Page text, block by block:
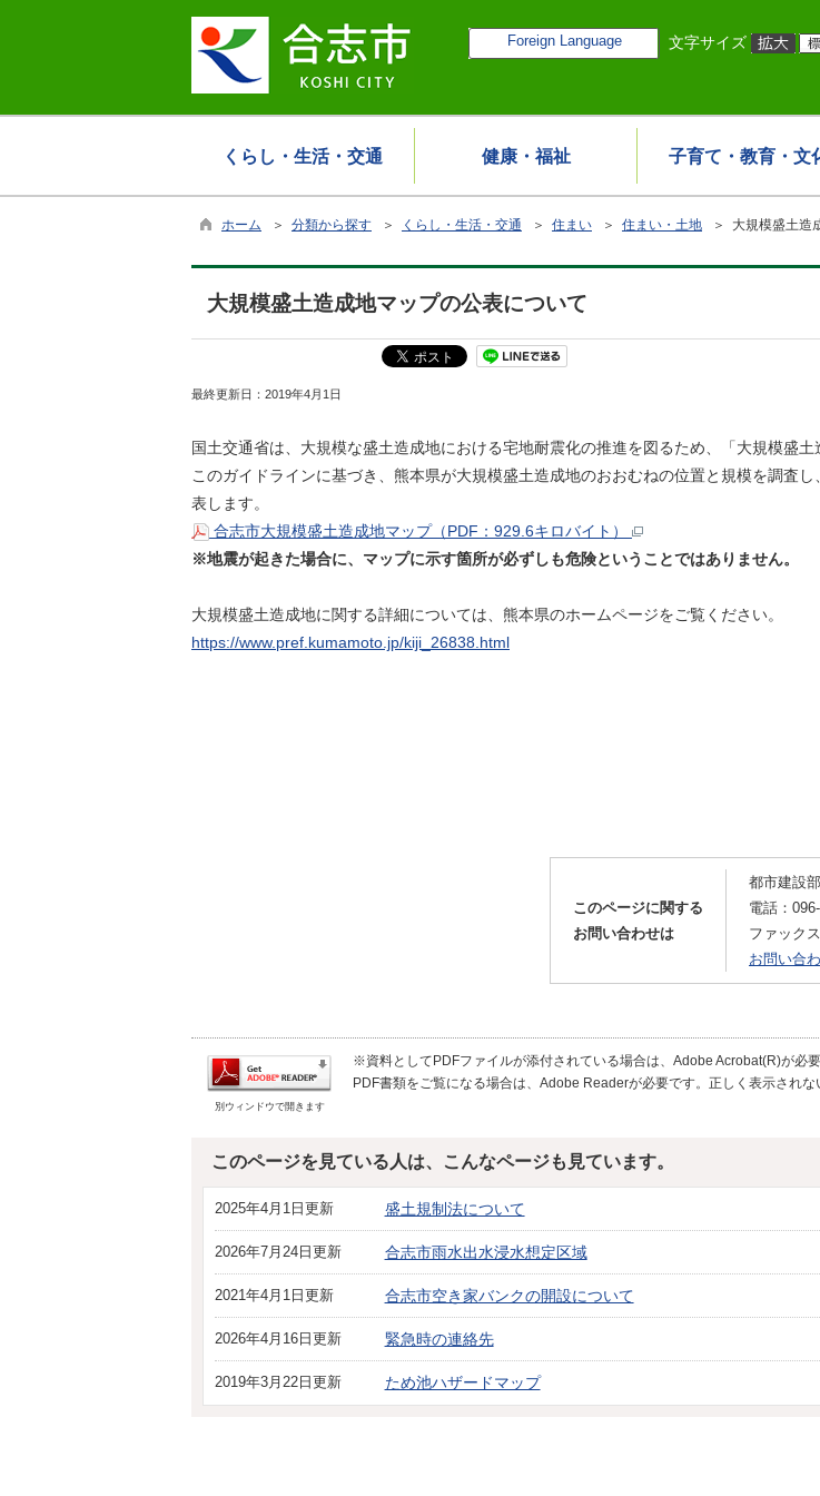
Foreign Language 文字サイズ
くらし・生活・交通 健康・福祉 子育て・教育・文
ホーム ＞ 分類から探す ＞ くらし・生活・交通 ＞ 住まい ＞ 住まい・土地 ＞ 大規模盛土造
大規模盛土造成地マップの公表について
最終更新日： 2019年4月1日
国土交通省は、大規模な盛土造成地における宅地耐震化の推進を図るため、「大規模盛
このガイドラインに基づき、熊本県が大規模盛土造成地のおおむねの位置と規模を調査
表します。
合志市大規模盛土造成地マップ（PDF：929.6キロバイト）
※地震が起きた場合に、マップに示す箇所が必ずしも危険ということではありません。
大規模盛土造成地に関する詳細については、熊本県のホームページをご覧ください。
https://www.pref.kumamoto.jp/kiji_26838.html
このページに関する
お問い合わせは
都市建設
電話：
ファック
お問い合
別ウィンドウで開きます
※資料としてPDFファイルが添付されている場合は、Adobe Acrobat(R)が必要
PDF書類をご覧になる場合は、Adobe Readerが必要です。正しく表示されな
このページを見ている人は、こんなページも見ています。
2025年4月1日更新 盛土規制法について
2026年7月24日更新 合志市雨水出水浸水想定区域
2021年4月1日更新 合志市空き家バンクの開設について
2026年4月16日更新 緊急時の連絡先
2019年3月22日更新 ため池ハザードマップ